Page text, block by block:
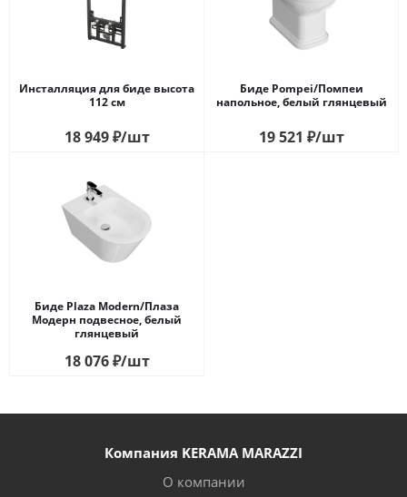
Инсталляция для биде высота
112 см
18 949₽/шт
Биде Pompei/Помпеи
напольное, белый глянцевый
19 521 ₽/шт
Биде Plaza Modern/Плаза
Модерн подвесное, белый
глянцевый
18 076₽/шт
Компания KERAMA MARAZZI
О компании